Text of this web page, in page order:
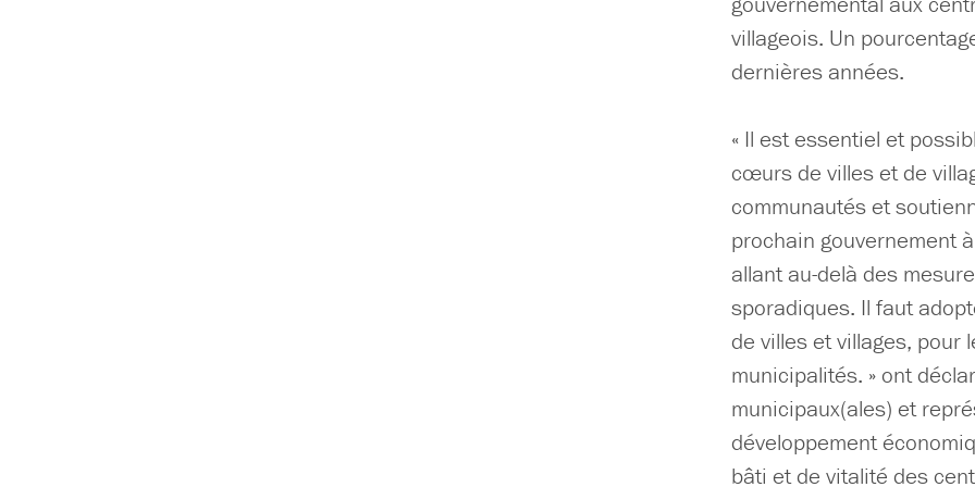
villageois. Un
dernières années.
« Il est essentiel et
cœurs de villes et de
communautés et
prochain gouvernement
allant au-delà des
sporadiques. Il faut
de villes et villages, pour
municipalités. » ont
municipaux(ales) et
développement
bâti et de vitalité des